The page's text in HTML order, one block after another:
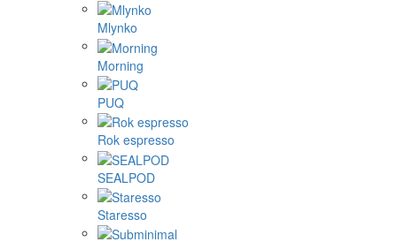
Mlynko
Morning
PUQ
Rok espresso
SEALPOD
Staresso